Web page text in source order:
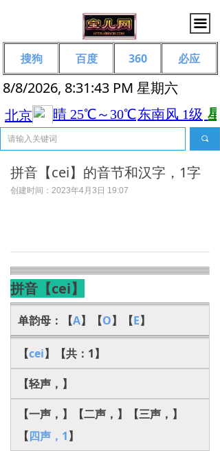
끀
8/8/2026, 8:31:43 PM 星期六
끠
搜狗 百度 360 必应
拼音【cei】的音节和汉字，1字
创建时间： 2023年4月3日 19:07
拼音【cei】
单韵母：【A】【O】【E】
【cei】【共：1】
【轻声，】
【一声，】【二声，】【三声，】
【四声，1】